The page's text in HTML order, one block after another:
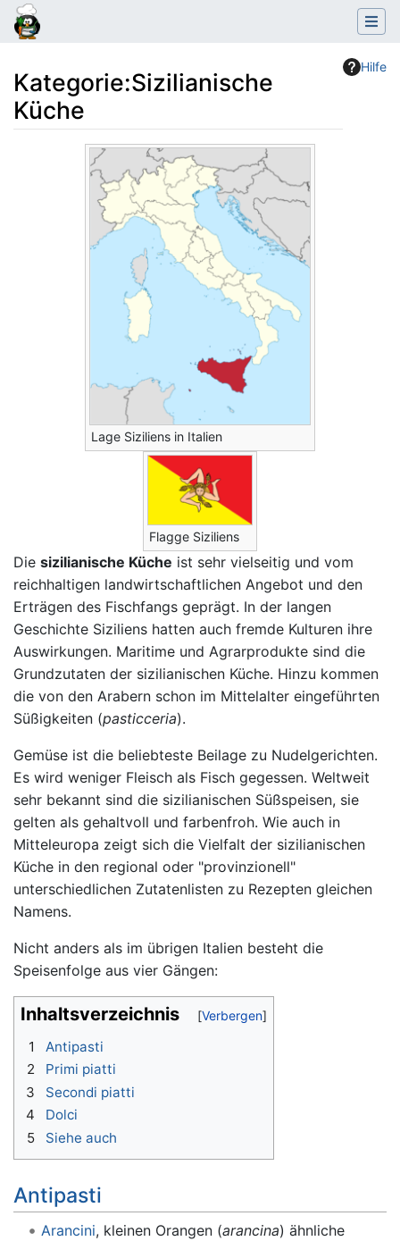
Hilfe
Kategorie:Sizilianische
Küche
Wechseln zu:Navigation,Suche
Lage Siziliens in Italien
Flagge Siziliens
Die sizilianische Küche ist sehr vielseitig und vom
reichhaltigen landwirtschaftlichen Angebot und den
Erträgen des Fischfangs geprägt. In der langen
Geschichte Siziliens hatten auch fremde Kulturen ihre
Auswirkungen. Maritime und Agrarprodukte sind die
Grundzutaten der sizilianischen Küche. Hinzu kommen
die von den Arabern schon im Mittelalter eingeführten
Süßigkeiten (pasticceria).
Gemüse ist die beliebteste Beilage zu Nudelgerichten.
Es wird weniger Fleisch als Fisch gegessen. Weltweit
sehr bekannt sind die sizilianischen Süßspeisen, sie
gelten als gehaltvoll und farbenfroh. Wie auch in
Mitteleuropa zeigt sich die Vielfalt der sizilianischen
Küche in den regional oder "provinzionell"
unterschiedlichen Zutatenlisten zu Rezepten gleichen
Namens.
Nicht anders als im übrigen Italien besteht die
Speisenfolge aus vier Gängen:
Inhaltsverzeichnis
1
Antipasti
2
Primi piatti
3
Secondi piatti
4
Dolci
5
Siehe auch
Antipasti
Arancini, kleinen Orangen (arancina) ähnliche